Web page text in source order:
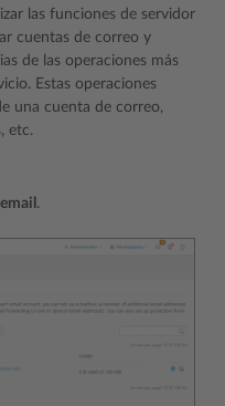
las funciones de servidor
cuentas de correo y
de las operaciones más
Estas operaciones
una cuenta de correo,
etc.
.